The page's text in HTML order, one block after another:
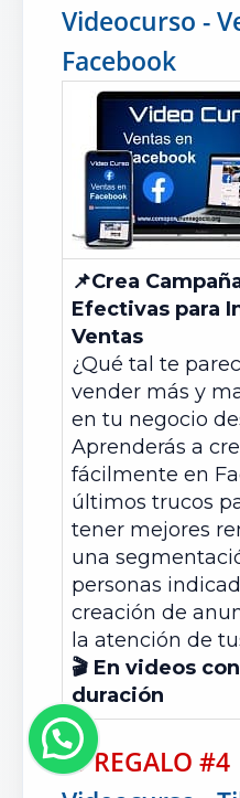
Videocurso -
Facebook
📌Crea
Efectivas para
Ventas
¿Qué tal te
vender más y
en tu negocio
Aprenderás a
fácilmente en
últimos trucos
tener mejores
una
personas
creación de
la atención de
🎬 En videos
duración
🎁REGALO #4